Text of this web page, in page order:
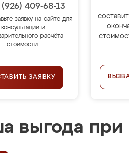
409-68-13
заявку на сайте для
консультации и
расчёта
стоимости.
ЗАЯВКУ
выгода при